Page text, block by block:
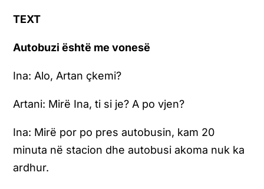
TEXT
Autobuzi është me vonesë
Ina: Alo, Artan çkemi?
Artani: Mirë Ina, ti si je? A po vjen?
Ina: Mirë por po pres autobusin, kam 20
minuta në stacion dhe autobusi akoma nuk ka
ardhur.